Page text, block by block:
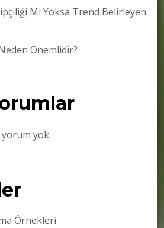
Mi Yoksa Trend Belirleyen
Önemlidir?
yok.
Örnekleri